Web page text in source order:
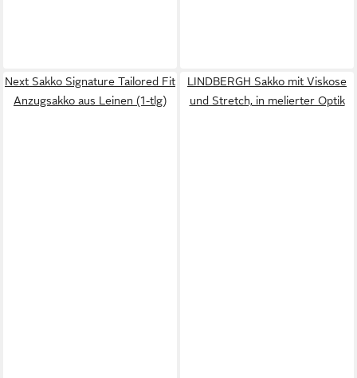
Next Sakko Signature Tailored Fit
Anzugsakko aus Leinen (1-tlg)
LINDBERGH Sakko mit Viskose
und Stretch, in melierter Optik